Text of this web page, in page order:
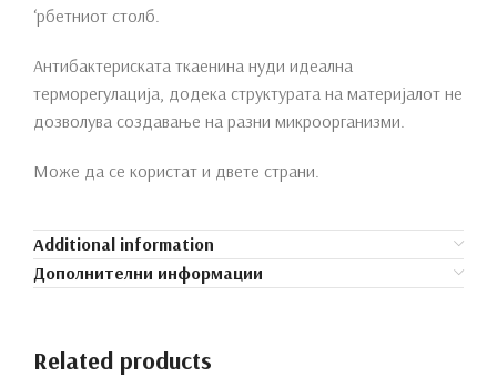
‘рбетниот столб.
Антибактериската ткаенина нуди идеална
терморегулација, додека структурата на материјалот не
дозволува создавање на разни микроорганизми.
Може да се користат и двете страни.
Additional information
Дополнителни информации
Related products